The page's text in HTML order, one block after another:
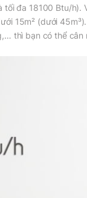
đa 18100 Btu/h).
15m² (dưới
thì bạn có thể cân